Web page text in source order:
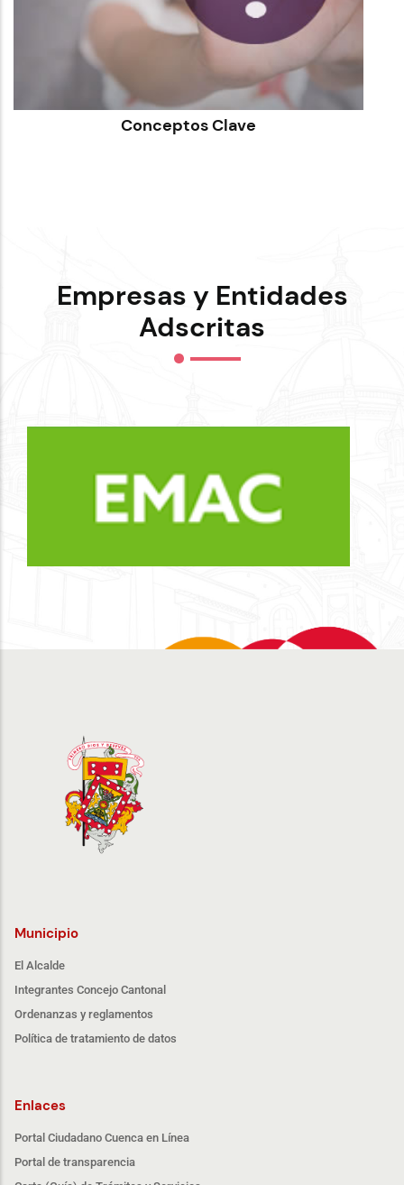
Conceptos Clave
Empresas y Entidades
Adscritas
Municipio
El Alcalde
Integrantes Concejo Cantonal
Ordenanzas y reglamentos
Política de tratamiento de datos
Enlaces
Portal Ciudadano Cuenca en Línea
Portal de transparencia